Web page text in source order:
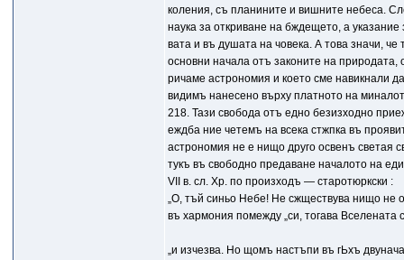
коления, съ планините и вишните небеса.
наука за откриване на бждещето, а
вата и въ душата на човека. А това значи,
основни начала отъ законите на природата,
ричаме астрономия и което сме навикнали
видимъ нанесено върху платното на
218. Тази свобода отъ едно безизходно
еждба ние четемъ на всека стжпка въ
астрономия не е нищо друго освенъ светая
тукъ въ свободно предаване началото на
VII в. сл. Хр. по произходъ — старотюркски :
„О, тъй синьо Небе! Не сжществува нищо не
въ хармония помежду „си, тогава Вселената
„и изчезва. Но щомъ настъпи въ гЬхъ